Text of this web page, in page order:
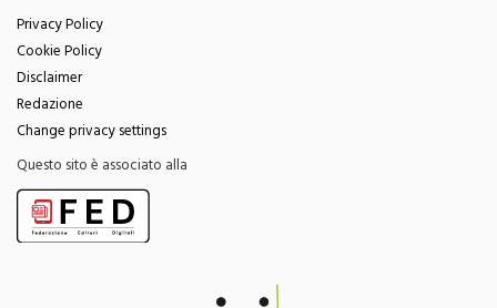
Privacy Policy
Cookie Policy
Disclaimer
Redazione
Change privacy settings
Questo sito è associato alla